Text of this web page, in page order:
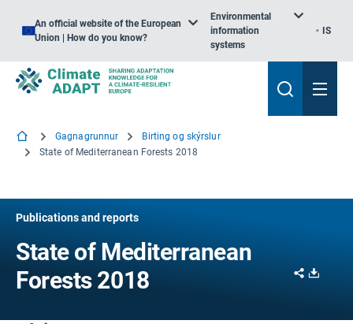
An official website of the European
Union | How do you know?
Environmental
information
systems
IS
Gagnagrunnur
Birting og skýrslur
State of Mediterranean Forests 2018
Publications and reports
State of Mediterranean
Forests 2018
Share